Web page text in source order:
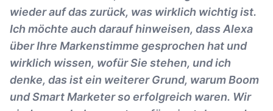
wieder auf das zurück, was wirklich wichtig ist.
Ich möchte auch darauf hinweisen, dass Alexa
über Ihre Markenstimme gesprochen hat und
wirklich wissen, wofür Sie stehen, und ich
denke, das ist ein weiterer Grund, warum Boom
und Smart Marketer so erfolgreich waren. Wir